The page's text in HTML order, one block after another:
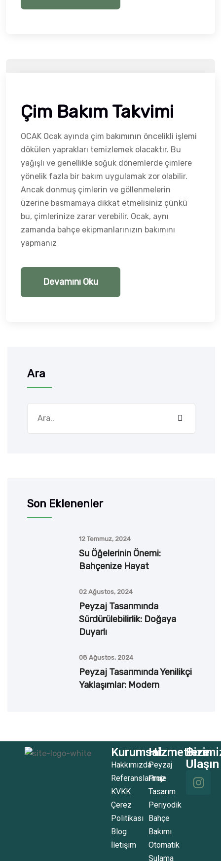
Çim Bakım Takvimi
OCAK Ocak ayında çim bakımının öncelikli işlemi
dökülen yaprakları temizlemek olacaktır. Bu
yağışlı ve genellikle soğuk dönemlerde çimlere
yönelik fazla bir bakım uygulamak zor olabilir.
Ancak donmuş çimlerin ve göllenmelerin
üzerine basmamaya dikkat etmelisiniz çünkü
bu, çimlerinize zarar verebilir. Ocak, aynı
zamanda bahçe ekipmanlarınızın bakımını
yapmanız
Devamını Oku
Ara
Son Eklenenler
12 Temmuz, 2024
Su Öğelerinin Önemi:
Bahçenize Hayat
02 Ağustos, 2024
Peyzaj Tasarımında
Sürdürülebilirlik: Doğaya
Duyarlı
08 Ağustos, 2024
Peyzaj Tasarımında Yenilikçi
Yaklaşımlar: Modern
Kurumsal
Hakkımızda
Referanslarımız
KVKK
Çerez
Politikası
Blog
İletişim
Peyzaj
Proje
Tasarım
Periyodik
Bahçe
Bakımı
Otomatik
Sulama
Bize
Ulaşın